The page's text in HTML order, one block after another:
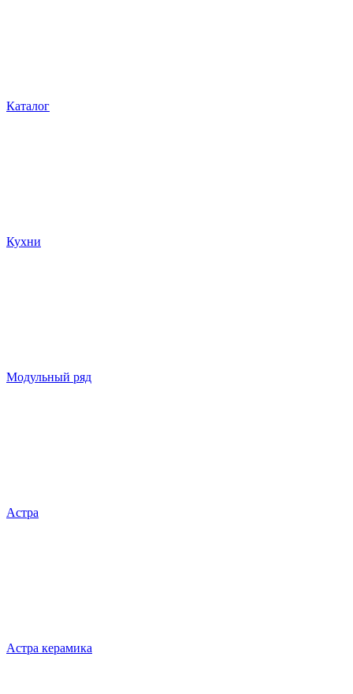
Каталог
Кухни
Модульный ряд
Астра
Астра керамика